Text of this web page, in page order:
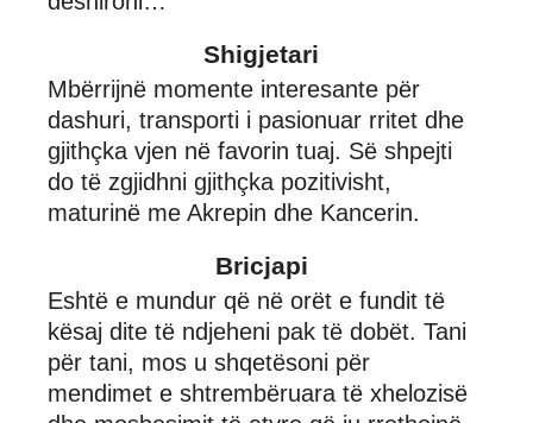
Shigjetari
Mbërrijnë momente interesante për
dashuri, transporti i pasionuar rritet dhe
gjithçka vjen në favorin tuaj. Së shpejti
do të zgjidhni gjithçka pozitivisht,
maturinë me Akrepin dhe Kancerin.
Bricjapi
Eshtë e mundur që në orët e fundit të
kësaj dite të ndjeheni pak të dobët. Tani
për tani, mos u shqetësoni për
mendimet e shtrembëruara të xhelozisë